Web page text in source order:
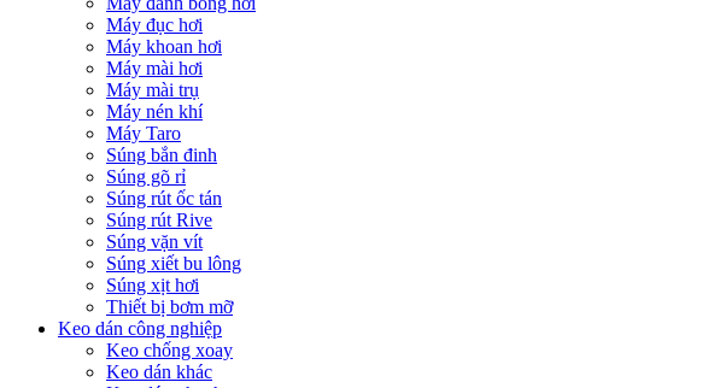
Máy đục hơi
Máy khoan hơi
Máy mài hơi
Máy mài trụ
Máy nén khí
Máy Taro
Súng bắn đinh
Súng gõ rỉ
Súng rút ốc tán
Súng rút Rive
Súng vặn vít
Súng xiết bu lông
Súng xịt hơi
Thiết bị bơm mỡ
Keo dán công nghiệp
Keo chống xoay
Keo dán khác